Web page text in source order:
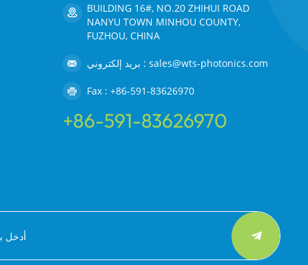
BUILDING 16#, NO.20 ZHIHUI ROAD
NANYU TOWN MINHOU COUNTY,
FUZHOU, CHINA
بريد إلكتروني : sales@wts-photonics.com
Fax : +86-591-83626970
+86-591-83626970